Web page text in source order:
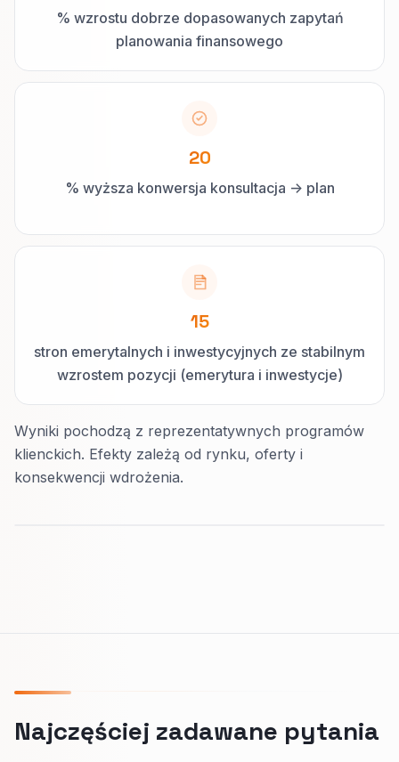
% wzrostu dobrze dopasowanych zapytań
planowania finansowego
20
% wyższa konwersja konsultacja -> plan
15
stron emerytalnych i inwestycyjnych ze stabilnym
wzrostem pozycji (emerytura i inwestycje)
Wyniki pochodzą z reprezentatywnych programów
klienckich. Efekty zależą od rynku, oferty i
konsekwencji wdrożenia.
Najczęściej zadawane pytania